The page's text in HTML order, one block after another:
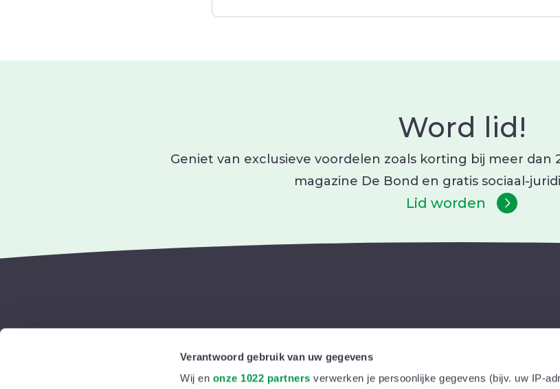
Verantwoord gebruik van uw gegevens
Wij en onze 1022 partners verwerken je persoonlijke gegevens (bijv. uw IP-
Word lid!
Geniet van exclusieve voordelen zoals korting bij meer dan
magazine De Bond en gratis sociaal-
Lid worden
Jouw gezin
Kortingen